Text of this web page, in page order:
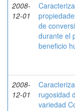
2008-
12-01
de
durante el
beneficio
2008-
12-01
rugosidad
variedad